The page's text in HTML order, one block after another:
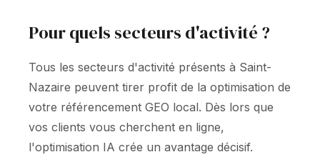
Pour quels secteurs d'activité ?
Tous les secteurs d'activité présents à Saint-
Nazaire peuvent tirer profit de la optimisation de
votre référencement GEO local. Dès lors que
vos clients vous cherchent en ligne,
l'optimisation IA crée un avantage décisif.